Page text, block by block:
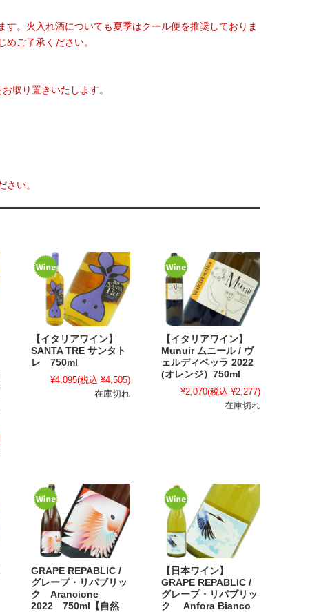
。火入れ酒についても夏季はクール便を推奨しておりま
ご了承ください。
取り置きいたします。
い。
【イタリアワイン】
SANTA TRE サンタト
レ 750ml
¥4,095(税込 ¥4,505)
在庫切れ
【イタリアワイン】
Munuir ムニール / ヴ
ェルディベッラ 2022
(オレンジ）750ml
¥2,070(税込 ¥2,277)
在庫切れ
GRAPE REPABLIC /
グレープ・リパブリッ
ク Arancione
2022 750ml【自然
【日本ワイン】
GRAPE REPABLIC /
グレープ・リパブリッ
ク Anfora Bianco